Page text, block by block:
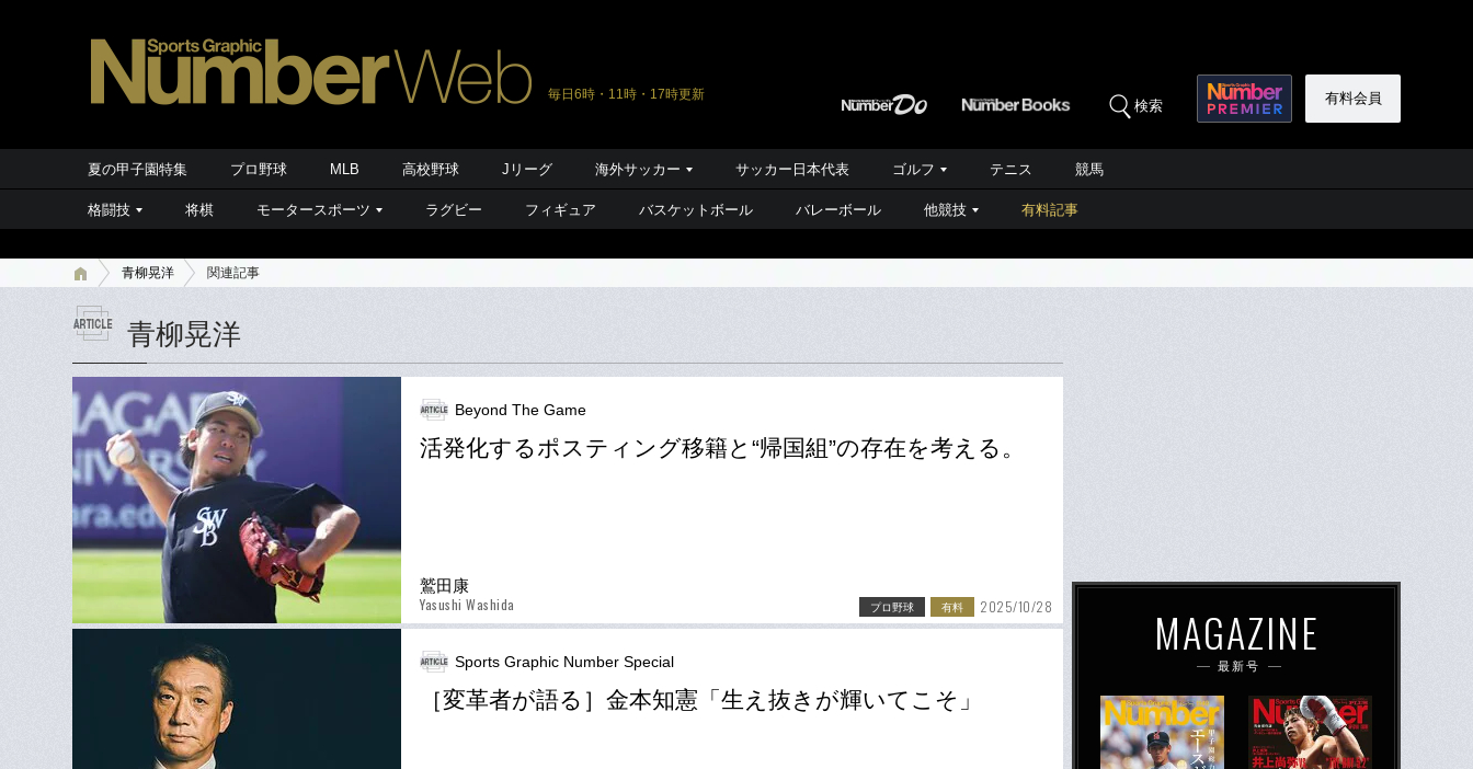
毎日6時・11時・17時更新
検索 有料会員
夏の甲子園特集 プロ野球 MLB 高校野球 Jリーグ 海外サッカー サッカー日本代表 ゴルフ テニス 競馬
格闘技 将棋 モータースポーツ ラグビー フィギュア バスケットボール バレーボール 他競技 有料記事
青柳晃洋 関連記事
青柳晃洋
Beyond The Game
活発化するポスティング移籍と“帰国組”の存在を考える。
鷲田康
Yasushi Washida プロ野球 有料 2025/10/28
Sports Graphic Number Special
［変革者が語る］金本知憲「生え抜きが輝いてこそ」
MAGAZINE
最新号